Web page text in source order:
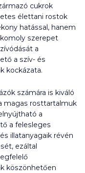
cukrok
élettani rostok
hatással, hanem
szerepet
a
a szív- és
kockázata.
számára is kiváló
magas rosttartalmuk
a
a felesleges
illatanyagaik révén
ezáltal
köszönhetően